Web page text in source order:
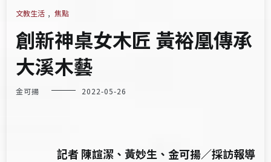
文教生活 , 焦點
創新神桌女木匠 黃裕凰傳承
大溪木藝
金可揚 2022-05-26
記者 陳諠潔、黃妙生、金可揚／採訪報導